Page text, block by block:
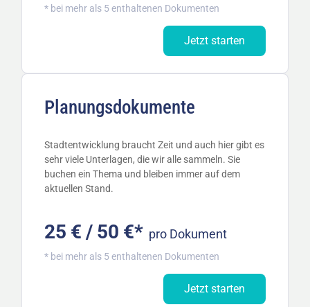
* bei mehr als 5 enthaltenen Dokumenten
Jetzt starten
Planungs­dokumente
Stadtentwicklung braucht Zeit und auch hier gibt es
sehr viele Unterlagen, die wir alle sammeln. Sie
buchen ein Thema und bleiben immer auf dem
aktuellen Stand.
25 € / 50 €* pro Dokument
* bei mehr als 5 enthaltenen Dokumenten
Jetzt starten